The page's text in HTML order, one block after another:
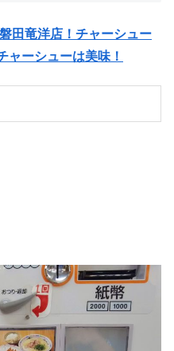
田竜洋店！チャーシュー
ャーシューは美味！